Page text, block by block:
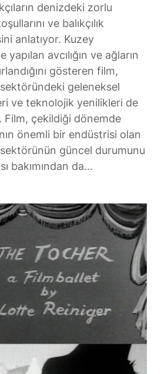
denizdeki zorlu
ve balıkçılık
anlatıyor. Kuzey
yapılan avcılığın ve ağların
gösteren film,
sektöründeki geleneksel
ve teknolojik yenilikleri de
Film, çekildiği dönemde
önemli bir endüstrisi olan
sektörünün güncel durumunu
bakımından da…